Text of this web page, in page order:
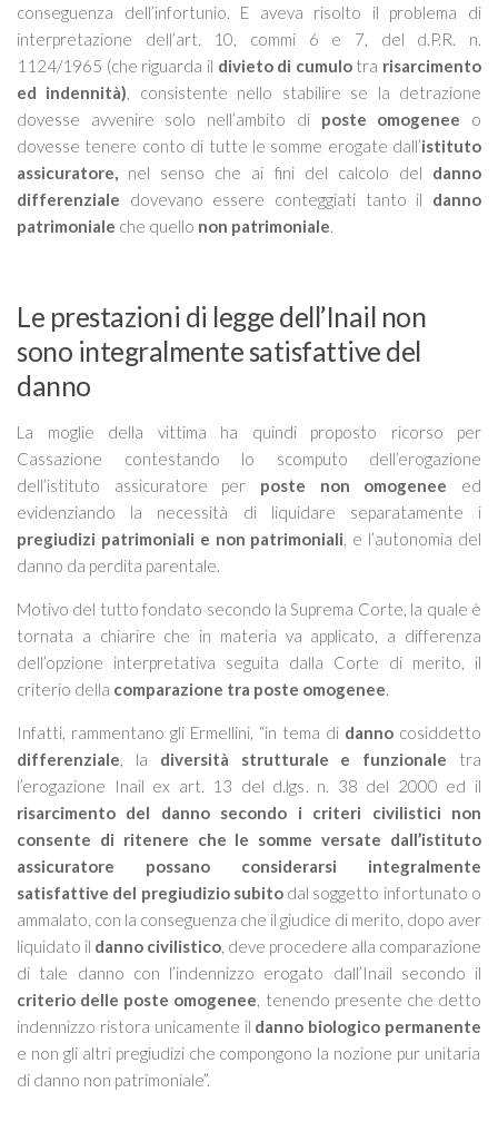
conseguenza dell’infortunio. E aveva risolto il problema di
interpretazione dell’art. 10, commi 6 e 7, del d.P.R. n.
1124/1965 (che riguarda il divieto di cumulotra risarcimento
ed indennità), consistente nello stabilire se la detrazione
dovesse avvenire solo nell’ambito di poste omogenee o
dovesse tenere conto di tutte le somme erogate dall’istituto
assicuratore, nel senso che ai fini del calcolo del danno
differenziale dovevano essere conteggiati tanto il danno
patrimoniale che quello non patrimoniale.
Le prestazioni di legge dell’Inail non
sono integralmente satisfattive del
danno
La moglie della vittima ha quindi proposto ricorso per
Cassazione contestando lo scomputo dell’erogazione
dell’istituto assicuratore per poste non omogenee ed
evidenziando la necessità di liquidare separatamente i
pregiudizi patrimoniali e non patrimoniali, e l’autonomia del
danno da perdita parentale.
Motivo del tutto fondato secondo la Suprema Corte, la quale è
tornata a chiarire che in materia va applicato, a differenza
dell’opzione interpretativa seguita dalla Corte di merito, il
criterio della comparazione tra poste omogenee.
Infatti, rammentano gli Ermellini, “in tema di danno cosiddetto
differenziale, la diversità strutturale e funzionale tra
l’erogazione Inail ex art. 13 del d.lgs. n. 38 del 2000 ed il
risarcimento del danno secondo i criteri civilistici
non
consente di ritenere che le somme versate dall’istituto
assicuratore possano considerarsi integralmente
satisfattive del pregiudizio subito dal soggetto infortunato o
ammalato, con la conseguenza che il giudice di merito, dopo aver
liquidato il danno civilistico, deve procedere alla comparazione
di tale danno con l’indennizzo erogato dall’Inail secondo il
criterio delle poste omogenee, tenendo presente che detto
indennizzo ristora unicamente il danno biologico permanente
e non gli altri pregiudizi che compongono la nozione pur unitaria
di danno non patrimoniale”.